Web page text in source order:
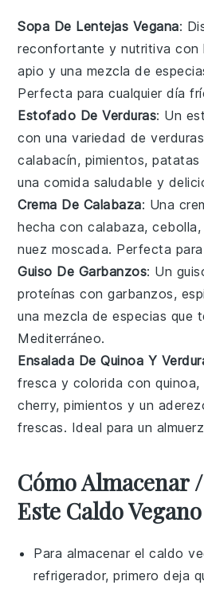
Sopa De Lentejas Vegana:
reconfortante y nutritiva con
apio y una mezcla de
Perfecta para cualquier día
Estofado De Verduras: Un
con una variedad deverduras
calabacín, pimientos,patatas
una comida saludable y
Crema De Calabaza: Una
hecha concalabaza,cebolla,
nuez moscada. Perfecta
Guiso De Garbanzos: Un
proteínas congarbanzos,
una mezcla de especias que
Mediterráneo.
Ensalada De Quinoa Y
fresca y colorida conquinoa,
cherry,pimientos y un
frescas. Ideal para un
Cómo Almacenar
Este Caldo
Para almacenar elcaldo
refrigerador, primero deja